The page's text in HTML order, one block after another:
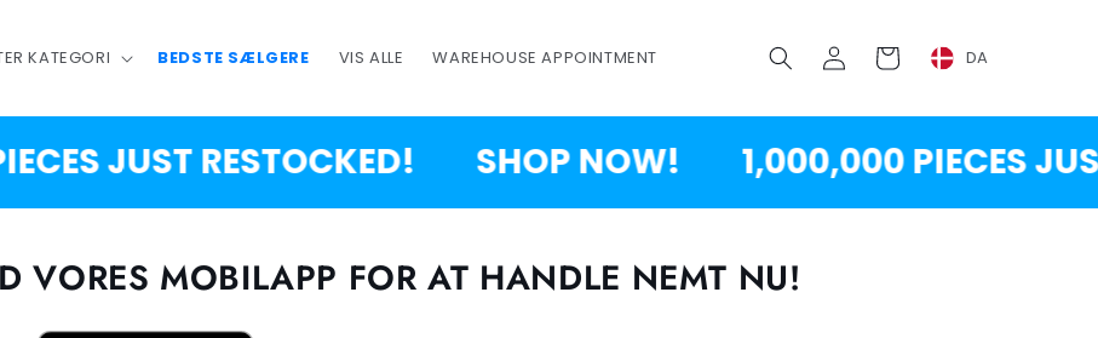
KATEGORI BEDSTE SÆLGERE VIS ALLE WAREHOUSE APPOINTMENT
Log
ind
Vogn DA
JUST RESTOCKED! SHOP NOW! 1,000,000 PIECES
VORES MOBILAPP FOR AT HANDLE NEMT NU!